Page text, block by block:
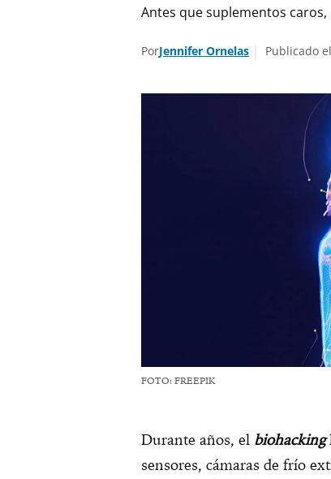
Antes que suplementos
PorJennifer Ornelas Publicado
FOTO: FREEPIK
Durante años, el biohacking
sensores, cámaras de frío